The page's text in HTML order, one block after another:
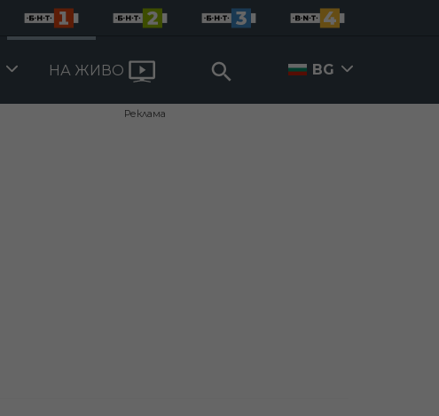
НА ЖИВО BG
Реклама